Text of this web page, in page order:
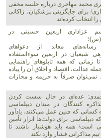
محمد مهاجری درباره جلسه مخفی
برای جایگزینی پزشکیان، زاکانی
انتخاب کرده‌اند
عزاداری اربعین حسینی در
رسانه‌های معاند از دعواهای
شیعیان در اربعین سوءاستفاده
زمانی که همه تابلوهای راهنمایی
عدالت، اقتصاد و اخلاق آن را پیاده
نمی‌توان صرفاً به جریمه و مجازات
عده‌ای در حال سست کردن
کنندگان در میدان دیپلماسی
کسانی که چنین عمل می‌کنند، یادآور
دیپلماسی برای دولت‌ها ابزار تأمین
است/ همه باید هوشیار باشند تا
مذاکراتی فشار وارد نکند